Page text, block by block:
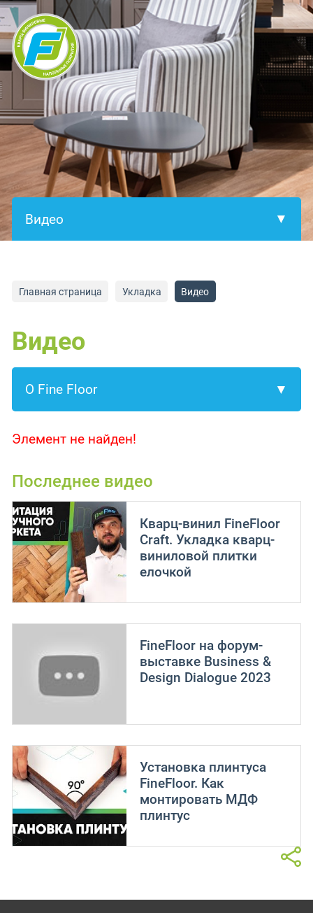
Главная страница Укладка Видео
Видео
Элемент не найден!
Последнее видео
Кварц-винил FineFloor
Craft. Укладка кварц-
виниловой плитки
елочкой
FineFloor на форум-
выставке Business &
Design Dialogue 2023
Установка плинтуса
FineFloor. Как
монтировать МДФ
плинтус
×